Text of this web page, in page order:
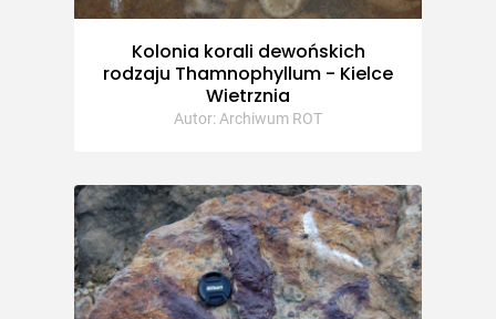
Kolonia korali dewońskich
rodzaju Thamnophyllum - Kielce
Wietrznia
Autor: Archiwum ROT